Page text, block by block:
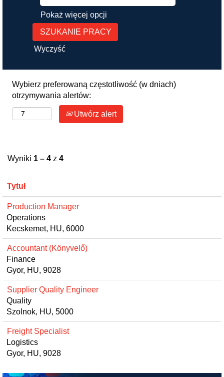
Pokaż więcej opcji
Wyczyść
Wybierz preferowaną częstotliwość (w dniach)
otrzymywania alertów:
Utwórz alert
Wyniki 1 – 4 z 4
Tytuł
Production Manager
Operations
Kecskemet, HU, 6000
Accountant (Könyvelő)
Finance
Gyor, HU, 9028
Supplier Quality Engineer
Quality
Szolnok, HU, 5000
Freight Specialist
Logistics
Gyor, HU, 9028